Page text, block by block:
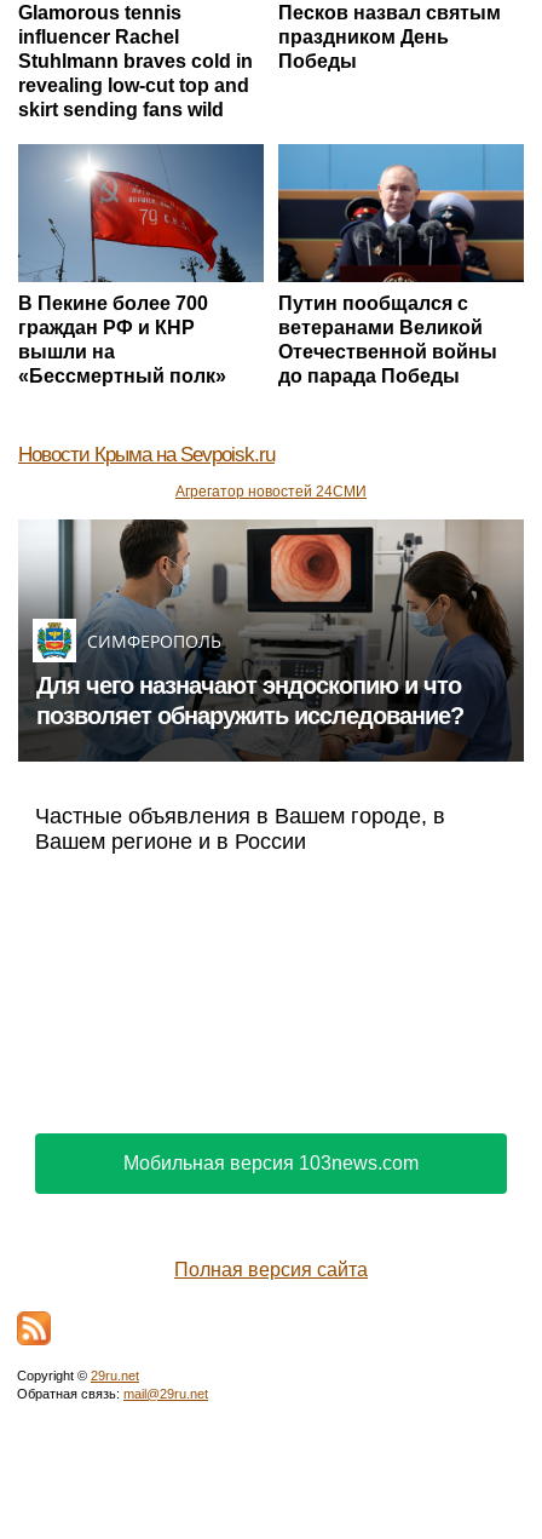
Glamorous tennis
influencer Rachel
Stuhlmann braves cold in
revealing low-cut top and
skirt sending fans wild
Песков назвал святым
праздником День
Победы
В Пекине более 700
граждан РФ и КНР
вышли на
«Бессмертный полк»
Путин пообщался с
ветеранами Великой
Отечественной войны
до парада Победы
Новости Крыма на Sevpoisk.ru
Агрегатор новостей 24СМИ
СИМФЕРОПОЛЬ
Для чего назначают эндоскопию и что
позволяет обнаружить исследование?
Частные объявления в Вашем городе, в
Вашем регионе и в России
Мобильная версия 103news.com
Полная версия сайта
Copyright © 29ru.net
Обратная связь: mail@29ru.net